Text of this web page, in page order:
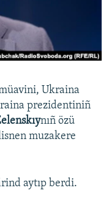
Ukraina
prezidentiniñ
nıñ özü
muzakere
aytıp berdi.